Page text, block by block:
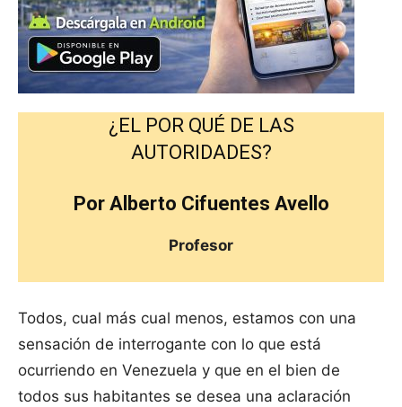
¿EL POR QUÉ DE LAS
AUTORIDADES?
Por Alberto Cifuentes Avello
Profesor
Todos, cual más cual menos, estamos con una
sensación de interrogante con lo que está
ocurriendo en Venezuela y que en el bien de
todos sus habitantes se desea una aclaración